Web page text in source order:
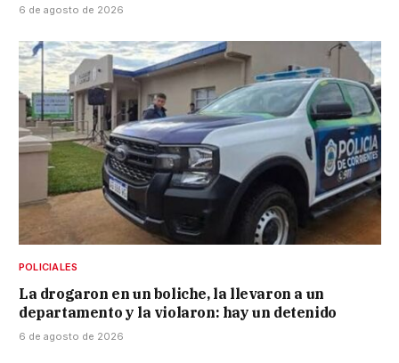
6 de agosto de 2026
POLICIALES
La drogaron en un boliche, la llevaron a un
departamento y la violaron: hay un detenido
6 de agosto de 2026